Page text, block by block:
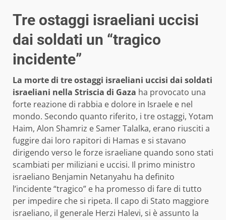
Tre ostaggi israeliani uccisi
dai soldati un “tragico
incidente”
La morte di tre ostaggi israeliani uccisi dai soldati
israeliani nella Striscia di Gaza ha provocato una
forte reazione di rabbia e dolore in Israele e nel
mondo. Secondo quanto riferito, i tre ostaggi, Yotam
Haim, Alon Shamriz e Samer Talalka, erano riusciti a
fuggire dai loro rapitori di Hamas e si stavano
dirigendo verso le forze israeliane quando sono stati
scambiati per miliziani e uccisi. Il primo ministro
israeliano Benjamin Netanyahu ha definito
l’incidente “tragico” e ha promesso di fare di tutto
per impedire che si ripeta. Il capo di Stato maggiore
israeliano, il generale Herzi Halevi, si è assunto la